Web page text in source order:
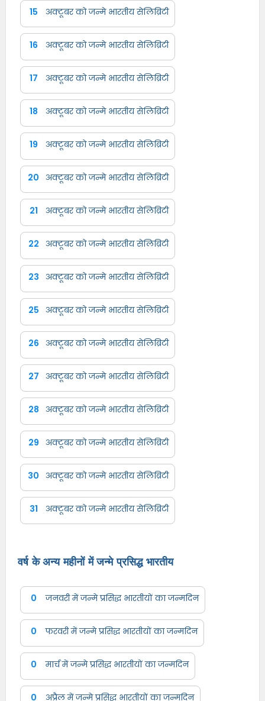
15 अक्टूबर को जन्मे भारतीय सेलिब्रिटी
16 अक्टूबर को जन्मे भारतीय सेलिब्रिटी
17 अक्टूबर को जन्मे भारतीय सेलिब्रिटी
18 अक्टूबर को जन्मे भारतीय सेलिब्रिटी
19 अक्टूबर को जन्मे भारतीय सेलिब्रिटी
20 अक्टूबर को जन्मे भारतीय सेलिब्रिटी
21 अक्टूबर को जन्मे भारतीय सेलिब्रिटी
22 अक्टूबर को जन्मे भारतीय सेलिब्रिटी
23 अक्टूबर को जन्मे भारतीय सेलिब्रिटी
25 अक्टूबर को जन्मे भारतीय सेलिब्रिटी
26 अक्टूबर को जन्मे भारतीय सेलिब्रिटी
27 अक्टूबर को जन्मे भारतीय सेलिब्रिटी
28 अक्टूबर को जन्मे भारतीय सेलिब्रिटी
29 अक्टूबर को जन्मे भारतीय सेलिब्रिटी
30 अक्टूबर को जन्मे भारतीय सेलिब्रिटी
31 अक्टूबर को जन्मे भारतीय सेलिब्रिटी
वर्ष के अन्य महीनों में जन्मे प्रसिद्ध भारतीय
0 जनवरी में जन्मे प्रसिद्ध भारतीयों का जन्मदिन
0 फरवरी में जन्मे प्रसिद्ध भारतीयों का जन्मदिन
0 मार्च में जन्मे प्रसिद्ध भारतीयों का जन्मदिन
0 अप्रैल में जन्मे प्रसिद्ध भारतीयों का जन्मदिन